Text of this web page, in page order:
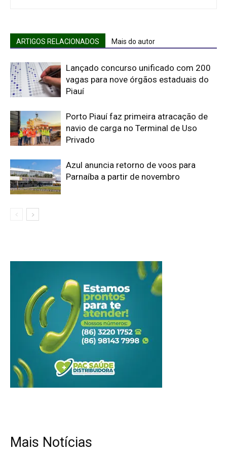
ARTIGOS RELACIONADOS Mais do autor
Lançado concurso unificado com 200
vagas para nove órgãos estaduais do
Piauí
Porto Piauí faz primeira atracação de
navio de carga no Terminal de Uso
Privado
Azul anuncia retorno de voos para
Parnaíba a partir de novembro
Mais Notícias